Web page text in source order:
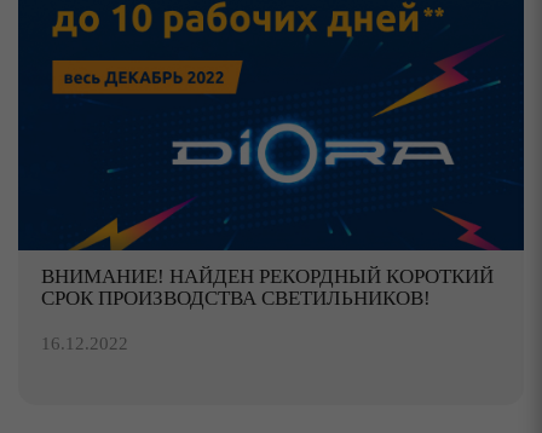
ВНИМАНИЕ! НАЙДЕН РЕКОРДНЫЙ КОРОТКИЙ
СРОК ПРОИЗВОДСТВА СВЕТИЛЬНИКОВ!
16.12.2022